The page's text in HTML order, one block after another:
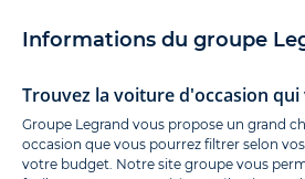
Informations du groupe
Trouvez la voiture d'occasion
Groupe Legrand vous propose un grand
occasion que vous pourrez filtrer selon
votre budget. Notre site groupe vous